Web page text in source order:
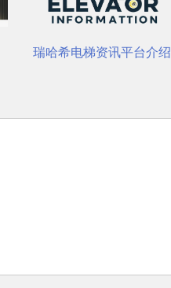
装与养护要点
瑞哈希电梯资讯平台介绍